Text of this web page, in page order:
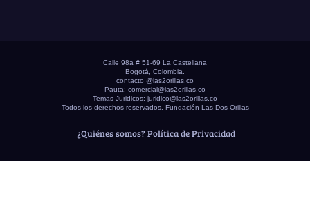
Calle 98a # 51-69 La Castellana
Bogotá, Colombia.
contacto @las2orillas.co
Pauta: comercial@las2orillas.co
Temas Juridicos: juridico@las2orillas.co
Todos los derechos reservados. Fundación Las Dos Orillas
¿Quiénes somos? Política de Privacidad